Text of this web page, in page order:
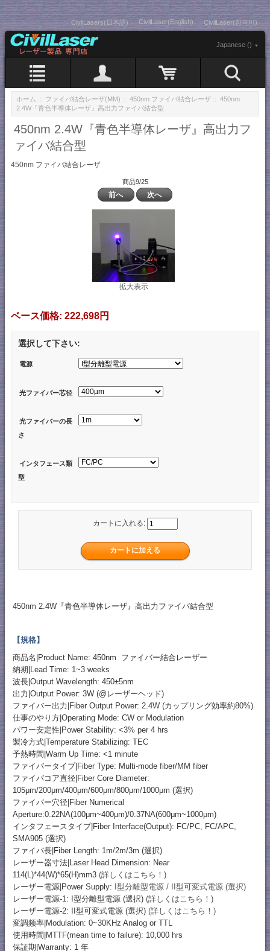
CivilLasers(日本語) CivilLaser(English) CivilLaser(한국어)
Japanese ()
ホーム :: ファイバ結合レーザ(MM) :: 450nm ファイバ結合レーザ :: 450nm
2.4W『青色半導体レーザ』高出力ファイバ結合型
450nm 2.4W『青色半導体レーザ』高出力フ
ァイバ結合型
450nm ファイバ結合レーザ
商品9/25
前へ 次へ
拡大表示
ベース価格: 222,698円
選択して下さい:
電源
光ファイバー芯径
光ファイバーの長
さ
インタフェース類
型
カートに入れる:
450nm 2.4W『青色半導体レーザ』高出力ファイバ結合型
【規格】
商品名|Product Name: 450nm ファイバー結合レーザー
納期|Lead Time: 1~3 weeks
波長|Output Wavelength: 450±5nm
出力|Output Power: 3W (@レーザーヘッド)
ファイバー出力|Fiber Output Power: 2.4W (カップリング効率約80%)
仕事のやり方|Operating Mode: CW or Modulation
パワー安定性|Power Stability: <3% per 4 hrs
製冷方式|Temperature Stabilizing: TEC
予熱時間|Warm Up Time: <1 minute
ファイバータイプ|Fiber Type: Multi-mode fiber/MM fiber
ファイバコア直径|Fiber Core Diameter:
105μm/200μm/400μm/600μm/800μm/1000μm (選択)
ファイバー穴径|Fiber Numerical
Aperture:0.22NA(100μm~400μm)/0.37NA(600μm~1000μm)
インタフェースタイプ|Fiber Interface(Output): FC/PC, FC/APC,
SMA905 (選択)
ファイバ長|Fiber Length: 1m/2m/3m (選択)
レーザー器寸法|Laser Head Dimension: Near
114(L)*44(W)*65(H)mm3 (詳しくはこちら！)
レーザー電源|Power Supply: I型分離型電源 / II型可変式電源 (選択)
レーザー電源-1: I型分離型電源 (選択) (詳しくはこちら！)
レーザー電源-2: II型可変式電源 (選択) (詳しくはこちら！)
変調频率|Modulation: 0~30KHz Analog or TTL
使用時間|MTTF(mean time to failure): 10,000 hrs
保証期|Warranty: 1 年